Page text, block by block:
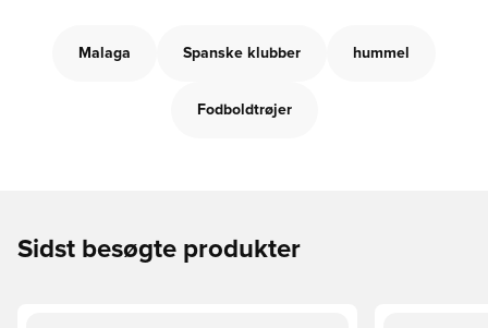
Malaga Spanske klubber hummel
Fodboldtrøjer
Sidst besøgte produkter